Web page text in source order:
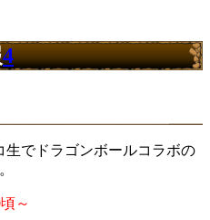
4
生でドラゴンボールコラボの
～